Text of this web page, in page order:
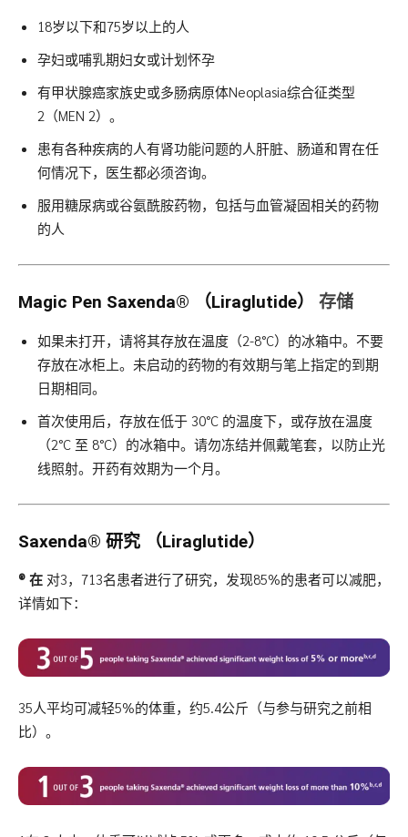
18岁以下和75岁以上的人
孕妇或哺乳期妇女或计划怀孕
有甲状腺癌家族史或多肠病原体Neoplasia综合征类型
2（MEN 2）。
患有各种疾病的人有肾功能问题的人肝脏、肠道和胃在任
何情况下，医生都必须咨询。
服用糖尿病或谷氨酰胺药物，包括与血管凝固相关的药物
的人
Magic Pen Saxenda® （Liraglutide） 存储
如果未打开，请将其存放在温度（2-8°C）的冰箱中。不要
存放在冰柜上。未启动的药物的有效期与笔上指定的到期
日期相同。
首次使用后，存放在低于 30°C 的温度下，或存放在温度
（2°C 至 8°C）的冰箱中。请勿冻结并佩戴笔套，以防止光
线照射。开药有效期为一个月。
Saxenda® 研究 （Liraglutide）
® 在 对3，713名患者进行了研究，发现85%的患者可以减肥，
详情如下：
35人平均可减轻5%的体重，约5.4公斤（与参与研究之前相
比）。